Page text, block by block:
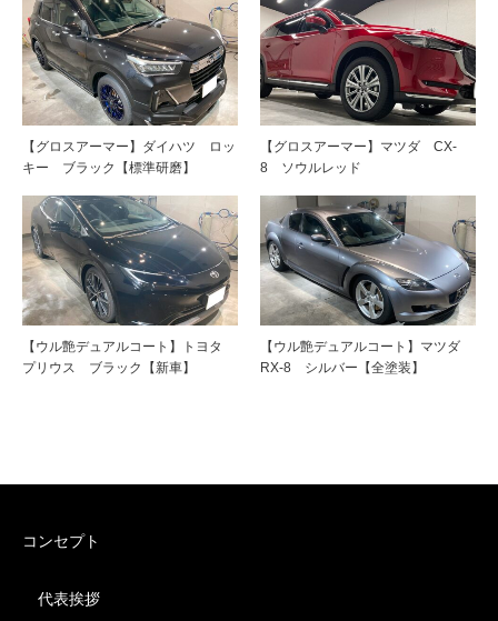
【グロスアーマー】ダイハツ ロッ
キー ブラック【標準研磨】
【グロスアーマー】マツダ CX-
8 ソウルレッド
【ウル艶デュアルコート】トヨタ
プリウス ブラック【新車】
【ウル艶デュアルコート】マツダ
RX-8 シルバー【全塗装】
コンセプト
代表挨拶